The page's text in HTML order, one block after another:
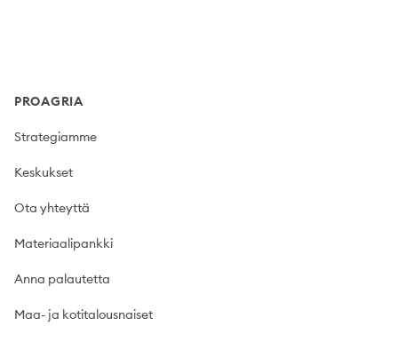
PROAGRIA
Strategiamme
Keskukset
Ota yhteyttä
Materiaalipankki
Anna palautetta
Maa- ja kotitalousnaiset